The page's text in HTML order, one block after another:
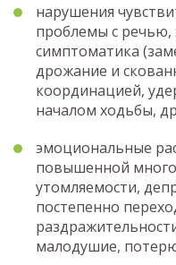
нарушения
проблемы с речью,
симптоматика
дрожание и
координацией,
началом ходьбы,
эмоциональные
повышенной
утомляемости,
постепенно
малодушие,